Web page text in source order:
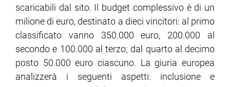
scaricabili dal sito. Il budget complessivo è di un
milione di euro, destinato a dieci vincitori: al primo
classificato vanno 350.000 euro, 200.000 al
secondo e 100.000 al terzo; dal quarto al decimo
posto 50.000 euro ciascuno. La giuria europea
analizzerà i seguenti aspetti: inclusione e